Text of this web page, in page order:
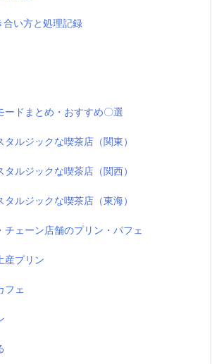
合い方と処理記録
ードまとめ・おすすめ〇選
ルジックな喫茶店（関東）
ルジックな喫茶店（関西）
ルジックな喫茶店（東海）
チェーン店舗のプリン・パフェ
産プリン
フェ